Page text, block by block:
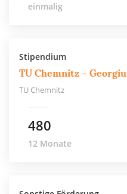
einmalig
Stipendium
TU Chemnitz –
TU Chemnitz
480
12 Monate